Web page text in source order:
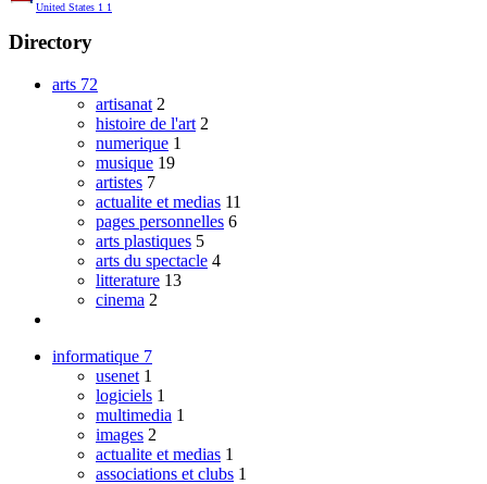
United States 1 1
Directory
arts 72
artisanat 2
histoire de l'art 2
numerique 1
musique 19
artistes 7
actualite et medias 11
pages personnelles 6
arts plastiques 5
arts du spectacle 4
litterature 13
cinema 2
informatique 7
usenet 1
logiciels 1
multimedia 1
images 2
actualite et medias 1
associations et clubs 1